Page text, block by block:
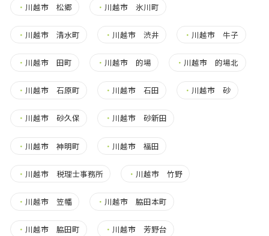
・ 川越市 松郷 ・ 川越市 氷川町
・ 川越市 清水町 ・ 川越市 渋井 ・ 川越市 牛子
・ 川越市 田町 ・ 川越市 的場 ・ 川越市 的場北
・ 川越市 石原町 ・ 川越市 石田 ・ 川越市 砂
・ 川越市 砂久保 ・ 川越市 砂新田
・ 川越市 神明町 ・ 川越市 福田
・ 川越市 税理士事務所 ・ 川越市 竹野
・ 川越市 笠幡 ・ 川越市 脇田本町
・ 川越市 脇田町 ・ 川越市 芳野台